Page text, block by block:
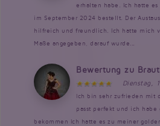
erhalten habe. Ich hatte
im September 2024 bestellt. Der
hilfreich und freundlich. Ich hatte mich
Maße angegeben, darauf wurde...
Bewertung zu
Dienstag,
Ich bin sehr zufrieden mit
passt perfekt und ich
bekommen Ich hatte es zu meiner